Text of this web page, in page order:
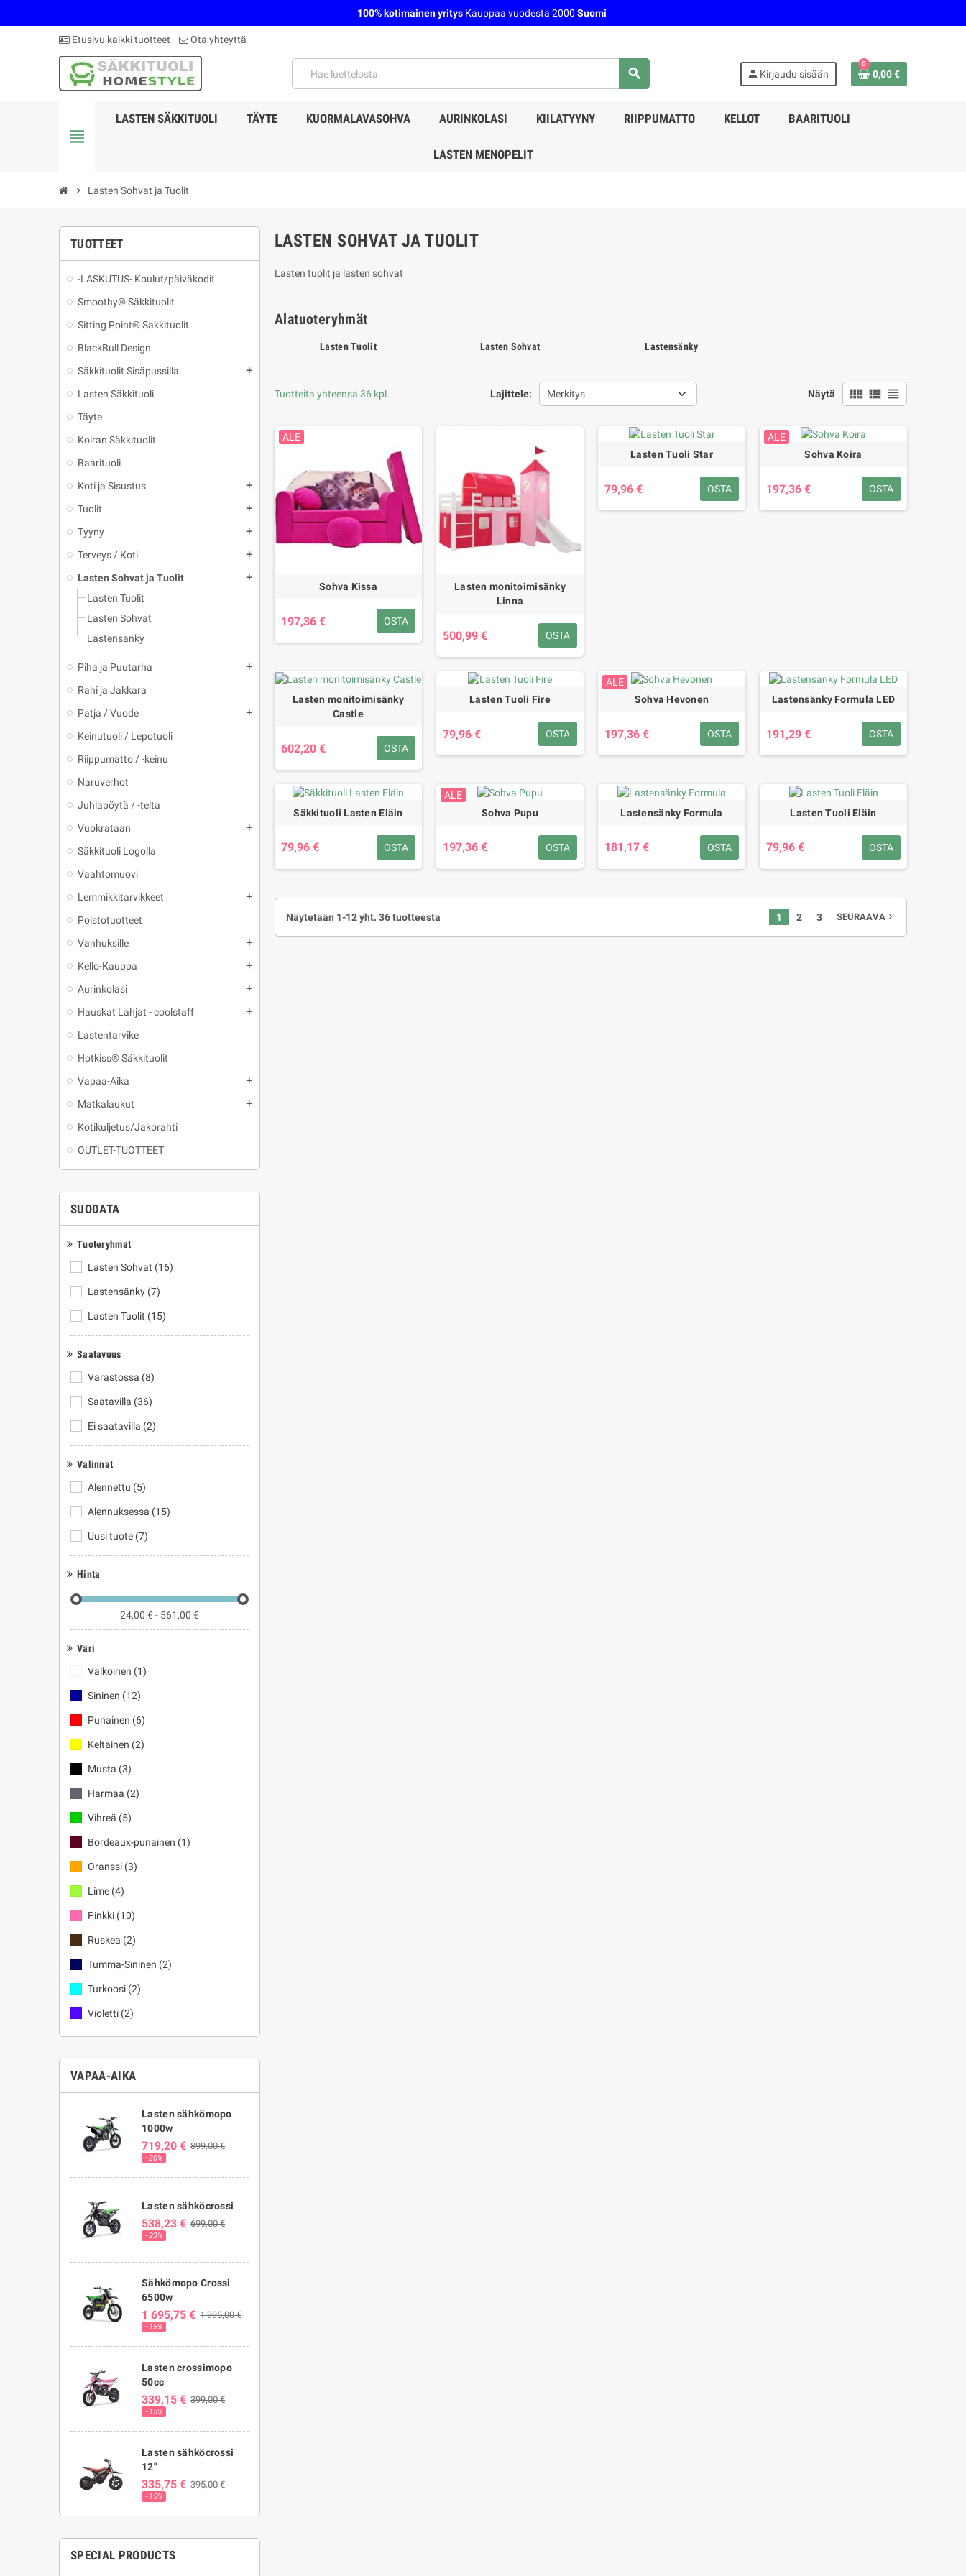
100% kotimainen yritys Kauppaa vuodesta 2000 Suomi
Etusivu kaikki tuotteet Ota yhteyttä
search person Kirjaudu sisään
0
0,00 €
view_headline
LASTEN SÄKKITUOLI TÄYTE KUORMALAVASOHVA AURINKOLASI KIILATYYNY RIIPPUMATTO KELLOT BAARITUOLI
LASTEN MENOPELIT
chevron_right Lasten Sohvat ja Tuolit
TUOTTEET
-LASKUTUS- Koulut/päiväkodit
Smoothy® Säkkituolit
Sitting Point® Säkkituolit
BlackBull Design
Säkkituolit Sisäpussilla
add
Lasten Säkkituoli
Täyte
Koiran Säkkituolit
Baarituoli
Koti ja Sisustus
add
Tuolit add
Tyyny add
Terveys / Koti add
Lasten Sohvat ja Tuolit add
Lasten Tuolit
Lasten Sohvat
Lastensänky
Piha ja Puutarha add
Rahi ja Jakkara
Patja / Vuode
add
Keinutuoli / Lepotuoli
Riippumatto / -keinu
Naruverhot
Juhlapöytä / -telta
Vuokrataan
add
Säkkituoli Logolla
Vaahtomuovi
Lemmikkitarvikkeet
add
Poistotuotteet
Vanhuksille
add
Kello-Kauppa add
Aurinkolasi add
Hauskat Lahjat - coolstaff add
Lastentarvike
Hotkiss® Säkkituolit
Vapaa-Aika
add
Matkalaukut add
Kotikuljetus/Jakorahti
OUTLET-TUOTTEET
SUODATA
Tuoteryhmät
Lasten Sohvat (16)
Lastensänky (7)
Lasten Tuolit (15)
Saatavuus
Varastossa (8)
Saatavilla (36)
Ei saatavilla (2)
Valinnat
Alennettu (5)
Alennuksessa (15)
Uusi tuote (7)
Hinta
24,00 € - 561,00 €
Väri
Valkoinen (1)
Sininen (12)
Punainen (6)
Keltainen (2)
Musta (3)
Harmaa (2)
Vihreä (5)
Bordeaux-punainen (1)
Oranssi (3)
Lime (4)
Pinkki (10)
Ruskea (2)
Tumma-Sininen (2)
Turkoosi (2)
Violetti (2)
VAPAA-AIKA
Lasten sähkömopo
1000w
719,20 € 899,00 €
−20%
Lasten sähköcrossi
538,23 € 699,00 €
−23%
Sähkömopo Crossi
6500w
1 695,75 € 1 995,00 €
−15%
Lasten crossimopo
50cc
339,15 € 399,00 €
−15%
Lasten sähköcrossi
12"
335,75 € 395,00 €
−15%
SPECIAL PRODUCTS
LASTEN SOHVAT JA TUOLIT
Lasten tuolit ja lasten sohvat
Alatuoteryhmät
Lasten Tuolit Lasten Sohvat Lastensänky
Lajittele: Merkitys Näytä view_comfy view_list view_headline
Tuotteita yhteensä 36 kpl.
ALE
Sohva Kissa
197,36 € OSTA
Lasten monitoimisänky
Linna
500,99 € OSTA
Lasten Tuoli Star
79,96 € OSTA
ALE
Sohva Koira
197,36 € OSTA
Lasten monitoimisänky
Castle
602,20 € OSTA
Lasten Tuoli Fire
79,96 € OSTA
ALE
Sohva Hevonen
197,36 € OSTA
Lastensänky Formula LED
191,29 € OSTA
Säkkituoli Lasten Eläin
79,96 € OSTA
ALE
Sohva Pupu
197,36 € OSTA
Lastensänky Formula
181,17 € OSTA
Lasten Tuoli Eläin
79,96 € OSTA
Näytetään 1-12 yht. 36 tuotteesta 1 2 3 SEURAAVAnavigate_next